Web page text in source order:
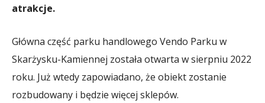
atrakcje.
Główna część parku handlowego Vendo Parku w
Skarżysku-Kamiennej została otwarta w sierpniu 2022
roku. Już wtedy zapowiadano, że obiekt zostanie
rozbudowany i będzie więcej sklepów.